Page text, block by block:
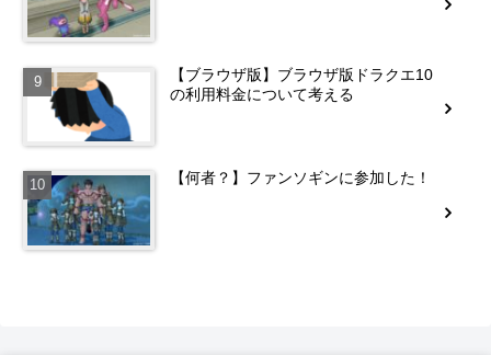
【ブラウザ版】ブラウザ版ドラクエ10
の利用料金について考える
【何者？】ファンソギンに参加した！